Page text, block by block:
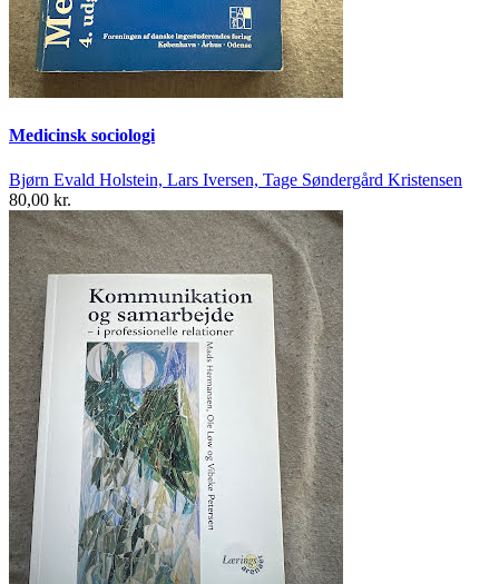
Medicinsk sociologi
Bjørn Evald Holstein, Lars Iversen, Tage Søndergård Kristensen
80,00 kr.